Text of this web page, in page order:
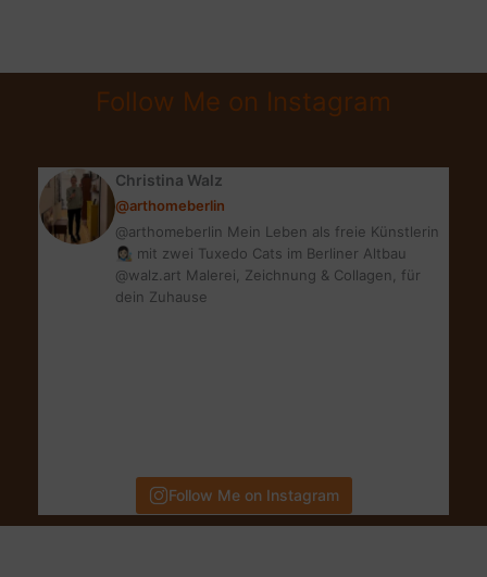
SOCIAL-
HORROR-Follow Me on Instagram
Christina Walz
@arthomeberlin
@arthomeberlin Mein Leben als freie Künstlerin
👩🏻‍🎨 mit zwei Tuxedo Cats im Berliner Altbau
@walz.art Malerei, Zeichnung & Collagen, für
dein Zuhause
Follow Me on Instagram